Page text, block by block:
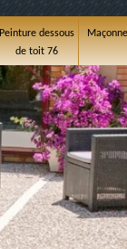
Peinture dessous
de toit 76